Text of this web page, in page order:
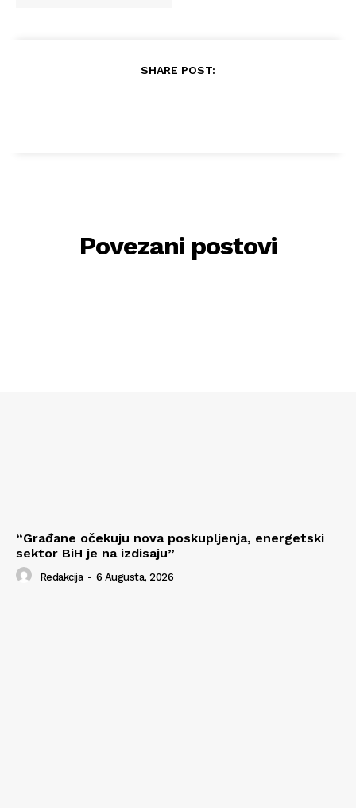
SHARE POST:
Povezani postovi
“Građane očekuju nova poskupljenja, energetski
sektor BiH je na izdisaju”
Redakcija - 6 Augusta, 2026